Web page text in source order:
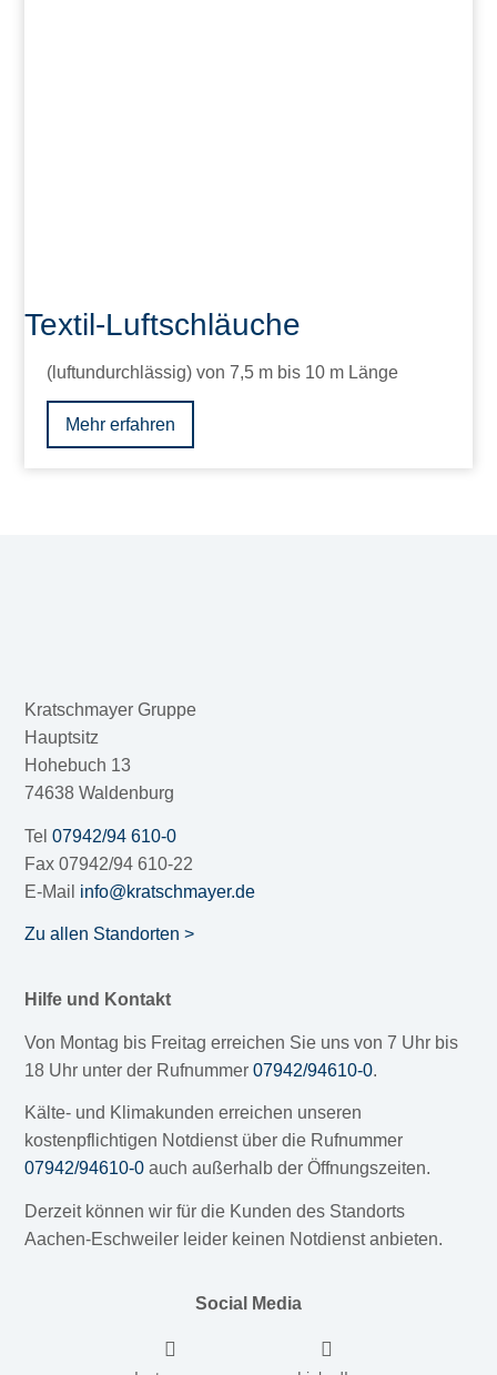
Textil-Luftschläuche
(luftundurchlässig) von 7,5 m bis 10 m Länge
Mehr erfahren
Kratschmayer Gruppe
Hauptsitz
Hohebuch 13
74638 Waldenburg
Tel07942/94 610-0
Fax 07942/94 610-22
E-Mail info@kratschmayer.de
Zu allen Standorten >
Hilfe und Kontakt
Von Montag bis Freitag erreichen Sie uns von 7 Uhr bis
18 Uhr unter der Rufnummer07942/94610-0.
Kälte- und Klimakunden erreichen unseren
kostenpflichtigen Notdienst über die Rufnummer
07942/94610-0 auch außerhalb der Öffnungszeiten.
Derzeit können wir für die Kunden des Standorts
Aachen-Eschweiler leider keinen Notdienst anbieten.
Social Media